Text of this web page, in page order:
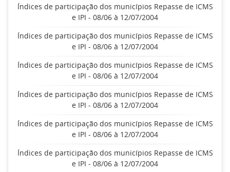
Índices de participação dos municípios Repasse de ICMS
e IPI - 08/06 à 12/07/2004
Índices de participação dos municípios Repasse de ICMS
e IPI - 08/06 à 12/07/2004
Índices de participação dos municípios Repasse de ICMS
e IPI - 08/06 à 12/07/2004
Índices de participação dos municípios Repasse de ICMS
e IPI - 08/06 à 12/07/2004
Índices de participação dos municípios Repasse de ICMS
e IPI - 08/06 à 12/07/2004
Índices de participação dos municípios Repasse de ICMS
e IPI - 08/06 à 12/07/2004